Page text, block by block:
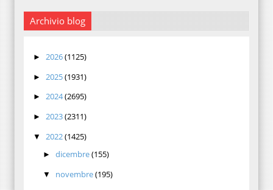
Archivio blog
► 2026(1125)
► 2025(1931)
► 2024(2695)
► 2023(2311)
▼ 2022(1425)
► dicembre(155)
▼ novembre(195)